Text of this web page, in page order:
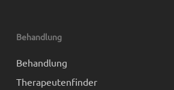
Behandlung
Behandlung
Therapeutenfinder